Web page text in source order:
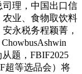
理，中国出口信
农业、食物取饮料
永税务程颖菁，
从题，FBIF2025
超等选品会）将